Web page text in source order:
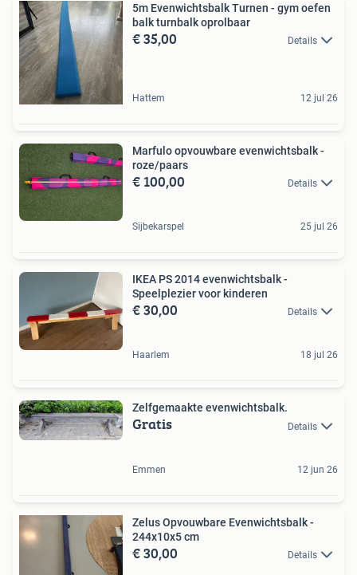
5m Evenwichtsbalk Turnen - gym oefen
balk turnbalk oprolbaar
€ 35,00 Details
Hattem 12 jul 26
Marfulo opvouwbare evenwichtsbalk -
roze/paars
€ 100,00 Details
Sijbekarspel 25 jul 26
IKEA PS 2014 evenwichtsbalk -
Speelplezier voor kinderen
€ 30,00 Details
Haarlem 18 jul 26
Zelfgemaakte evenwichtsbalk.
Gratis Details
Emmen 12 jun 26
Zelus Opvouwbare Evenwichtsbalk -
244x10x5 cm
€ 30,00 Details